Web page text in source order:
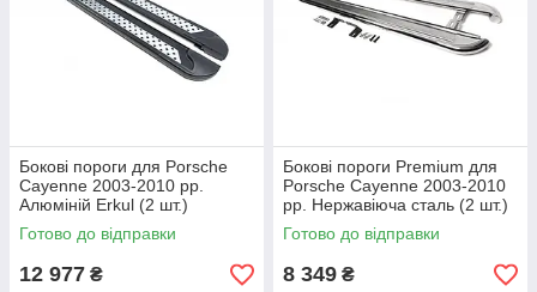
Бокові пороги для Porsche
Cayenne 2003-2010 рр.
Алюміній Erkul (2 шт.)
Готово до відправки
12 977 ₴
Бокові пороги Premium для
Porsche Cayenne 2003-2010
рр. Нержавіюча сталь (2 шт.)
Готово до відправки
8 349 ₴